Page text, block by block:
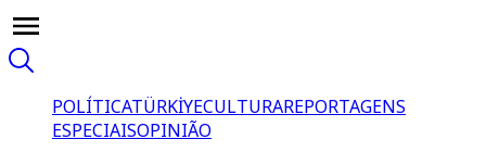
POLÍTICATÜRKİYECULTURAREPORTAGENS
ESPECIAISOPINIÃO